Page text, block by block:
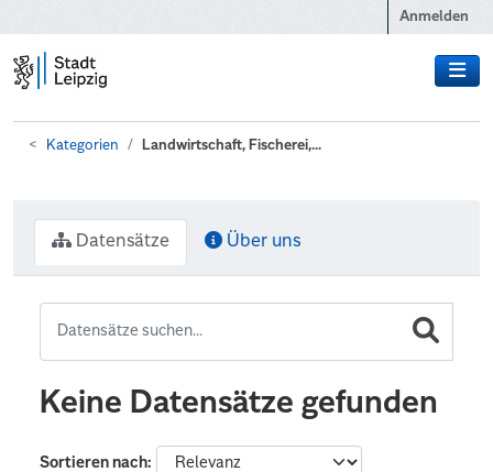
Anmelden
Kategorien Landwirtschaft, Fischerei,...
Datensätze Über uns
Keine Datensätze gefunden
Sortieren nach